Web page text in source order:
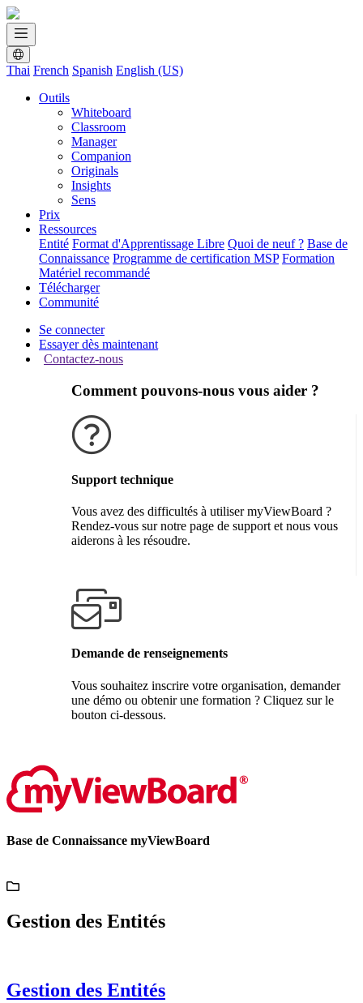
Thai French Spanish English (US)
Outils
Whiteboard
Classroom
Manager
Companion
Originals
Insights
Sens
Prix
Ressources
Entité Format d'Apprentissage Libre Quoi de neuf ? Base de
Connaissance Programme de certification MSP Formation
Matériel recommandé
Télécharger
Communité
Se connecter
Essayer dès maintenant
Contactez-nous
Comment pouvons-nous vous aider ?
Support technique
Vous avez des difficultés à utiliser myViewBoard ?
Rendez-vous sur notre page de support et nous vous
aiderons à les résoudre.
Demande de renseignements
Vous souhaitez inscrire votre organisation, demander
une démo ou obtenir une formation ? Cliquez sur le
bouton ci-dessous.
Base de Connaissance myViewBoard
Gestion des Entités
Gestion des Entités